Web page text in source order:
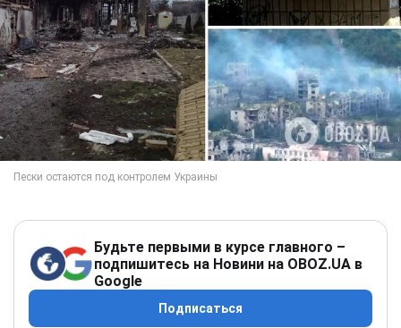
Будьте первыми в курсе главного –
подпишитесь на Новини на OBOZ.UA в
Google
Подписаться